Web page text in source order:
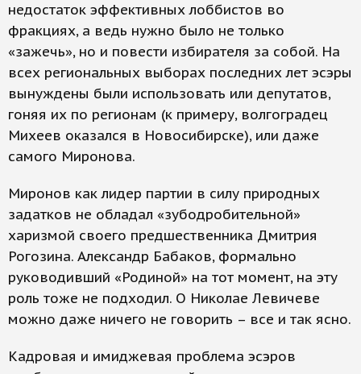
недостаток эффективных лоббистов во
фракциях, а ведь нужно было не только
«зажечь», но и повести избирателя за собой. На
всех региональных выборах последних лет эсэры
вынуждены были использовать или депутатов,
гоняя их по регионам (к примеру, волгоградец
Михеев оказался в Новосибирске), или даже
самого Миронова.
Миронов как лидер партии в силу природных
задатков не обладал «зубодробительной»
харизмой своего предшественника Дмитрия
Рогозина. Александр Бабаков, формально
руководивший «Родиной» на тот момент, на эту
роль тоже не подходил. О Николае Левичеве
можно даже ничего не говорить – все и так ясно.
Кадровая и имиджевая проблема эсэров